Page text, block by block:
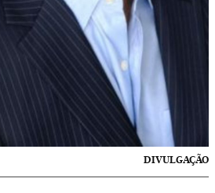
DIVULGAÇÃO